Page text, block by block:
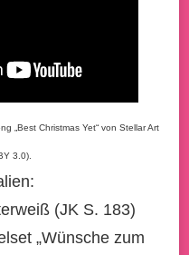
„Best Christmas Yet“ von Stellar Art
3.0).
(JK S. 183)
„Wünsche zum